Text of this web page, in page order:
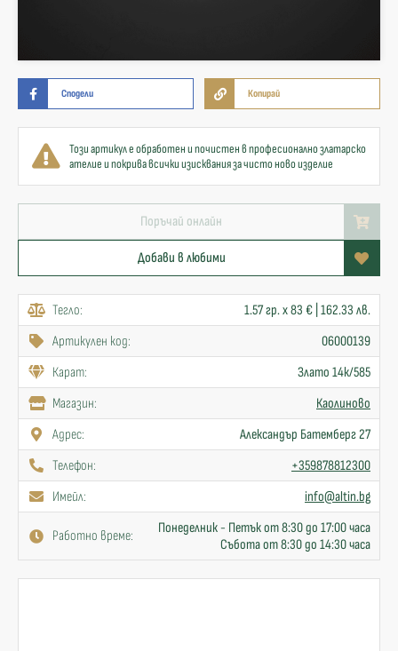
Сподели Копирай
Този артикул е обработен и почистен в професионално златарско
ателие и покрива всички изисквания за чисто ново изделие
Поръчай онлайн
Добави в любими
Тегло:
1.57 гр. x 83 € | 162.33 лв.
Артикулен код:
06000139
Карат:
Злато 14к/585
Mагазин:
Каолиново
Адрес:
Александър Батемберг 27
Телефон:
+359878812300
Имейл:
info@altin.bg
Работно време:
Понеделник - Петък от 8:30 до 17:00 часа
Събота от 8:30 до 14:30 часа